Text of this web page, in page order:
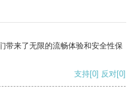
带来了无限的流畅体验和安全性保
支持[0] 反对[0]